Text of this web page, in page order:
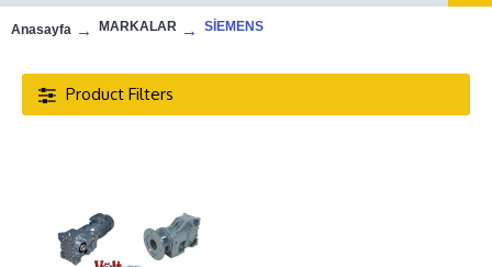
Anasayfa MARKALAR SİEMENS
Product Filters